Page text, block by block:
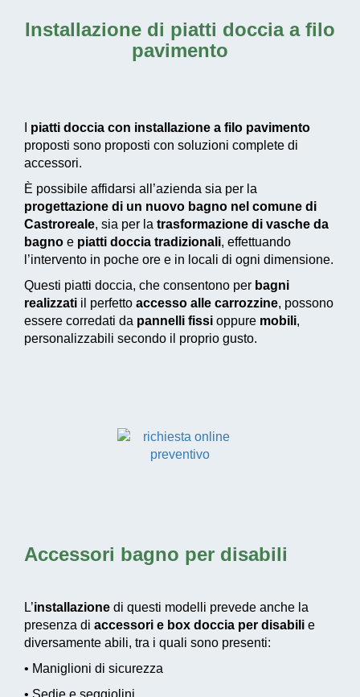
Installazione di piatti doccia a filo
pavimento
piatti doccia con installazione a filo pavimento
proposti sono proposti con soluzioni complete di
accessori.
È possibile affidarsi all’azienda sia per la
progettazione di un nuovo bagno nel comune di
Castroreale, sia per la trasformazione di vasche da
bagno e piatti doccia tradizionali, effettuando
l’intervento in poche ore e in locali di ogni dimensione.
Questi piatti doccia, che consentono per bagni
realizzati il perfetto accesso alle carrozzine, possono
essere corredati da pannelli fissi oppure mobili,
personalizzabili secondo il proprio gusto.
Accessori bagno per disabili
L’installazione di questi modelli prevede anche la
presenza di accessori e box doccia per disabili e
diversamente abili, tra i quali sono presenti:
• Maniglioni di sicurezza